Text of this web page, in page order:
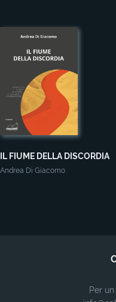
IL FIUME DELLA DISCORDIA
Andrea Di Giacomo
Per